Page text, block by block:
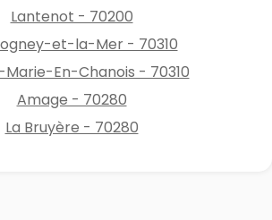
Lantenot - 70200
et-la-Mer - 70310
En-Chanois - 70310
Amage - 70280
La Bruyère - 70280